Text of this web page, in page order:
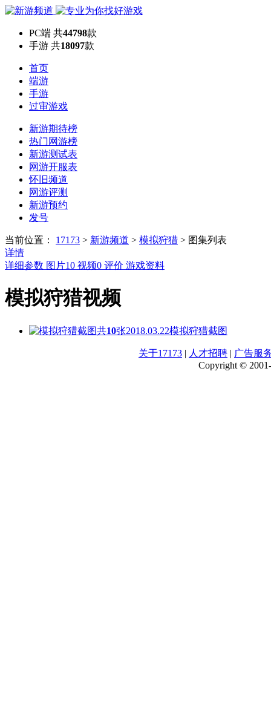
PC端 共44798款
手游 共18097款
首页
端游
手游
过审游戏
新游期待榜
热门网游榜
新游测试表
网游开服表
怀旧频道
网游评测
新游预约
发号
当前位置： 17173 > 新游频道 > 模拟狩猎 > 图集列表
详情
详细参数 图片10 视频0 评价 游戏资料
模拟狩猎视频
共10张2018.03.22模拟狩猎截图
关于17173 | 人才招聘 | 广告服
Copyright ©